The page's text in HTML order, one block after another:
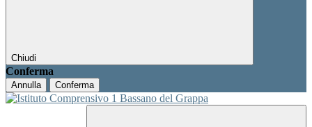
Chiudi
Conferma
Annulla Conferma